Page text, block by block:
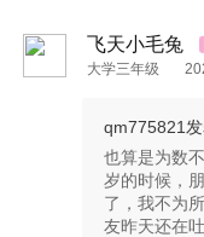
飞天小毛兔
大学三年级
qm775821
也算是为数
岁的时候，
了，我不为
友昨天还在